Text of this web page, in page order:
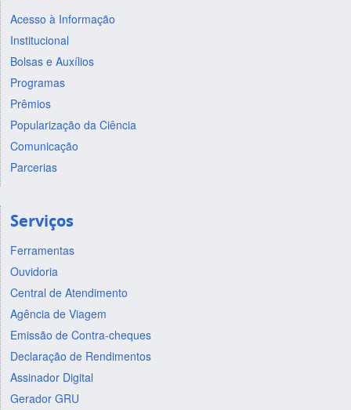
Acesso à Informação
Institucional
Bolsas e Auxílios
Programas
Prêmios
Popularização da Ciência
Comunicação
Parcerias
Serviços
Ferramentas
Ouvidoria
Central de Atendimento
Agência de Viagem
Emissão de Contra-cheques
Declaração de Rendimentos
Assinador Digital
Gerador GRU